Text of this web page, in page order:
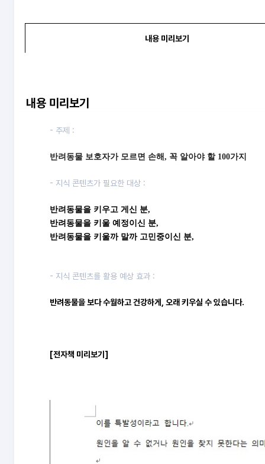
내용 미리보기
내용 미리보기
- 주제 :
반려동물 보호자가 모르면 손해, 꼭 알아야 할 100가지
- 지식 콘텐츠가 필요한 대상 :
반려동물을 키우고 게신 분,
반려동물을 키울 예정이신 분,
반려동물을 키울까 말까 고민중이신 분,
- 지식 콘텐츠를 활용 예상 효과 :
반려동물을 보다 수월하고 건강하게, 오래 키우실 수 있습니다.
[전자책 미리보기]